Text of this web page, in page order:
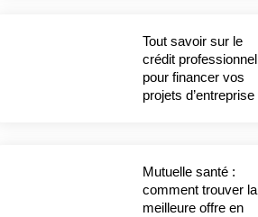
Tout savoir sur le
crédit professionnel
pour financer vos
projets d’entreprise
Mutuelle santé :
comment trouver la
meilleure offre en